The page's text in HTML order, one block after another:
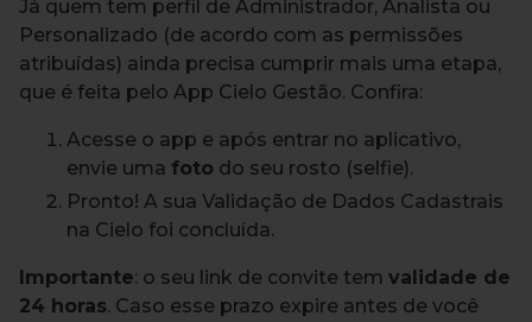
Já quem tem perfil de Administrador, Analista ou
Personalizado (de acordo com as permissões
atribuídas) ainda precisa cumprir mais uma etapa,
que é feita pelo App Cielo Gestão. Confira:
Acesse o app e após entrar no aplicativo,
envie uma foto do seu rosto (selfie).
Pronto! A sua Validação de Dados Cadastrais
na Cielo foi concluída.
Importante: o seu link de convite tem validade de
24 horas. Caso esse prazo expire antes de você